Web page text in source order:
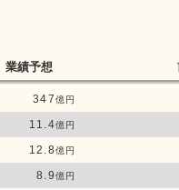
業績予想
347億円
11.4億円
12.8億円
8.9億円